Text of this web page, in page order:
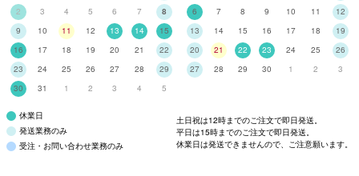
2
3 4 5 6 7
8
9
10 11 12 13 14
15
16
17 18 19 20 21
22
23
24 25 26 27 28
29
30
31 1 2 3 4 5
6
7 8 9 10 11
12
13
14 15 16 17 18
19
20
21 22 23 24 25
26
27
28 29 30 1 2 3
休業日
発送業務のみ
受注・お問い合わせ業務のみ
土日祝は12時までのご注文で即日発送。
平日は15時までのご注文で即日発送。
休業日は発送できませんので、ご注意願います。